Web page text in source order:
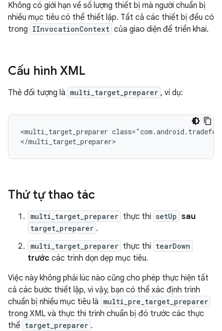
Không có giới hạn về số lượng thiết bị mà người chuẩn bị
nhiều mục tiêu có thể thiết lập. Tất cả các thiết bị đều có
trong IInvocationContext của giao diện để triển khai.
Cấu hình XML
Thẻ đối tượng là multi_target_preparer , ví dụ:
<multi_target_preparer
Thứ tự thao tác
multi_target_preparer thực thi setUp sau
target_preparer .
multi_target_preparer thực thi tearDown
trước các trình dọn dẹp mục tiêu.
Việc này không phải lúc nào cũng cho phép thực hiện tất
cả các bước thiết lập, vì vậy, bạn có thể xác định trình
chuẩn bị nhiều mục tiêu là multi_pre_target_preparer
trong XML và thực thi trình chuẩn bị đó trước các thực
thể target_preparer .